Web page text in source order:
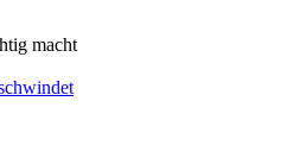
macht